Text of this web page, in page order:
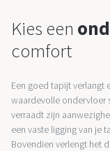
Kies een
comfort
Een goed tapijt verlangt
waardevolle ondervloer
verraadt zijn
een vaste ligging van je
Bovendien verlengt het